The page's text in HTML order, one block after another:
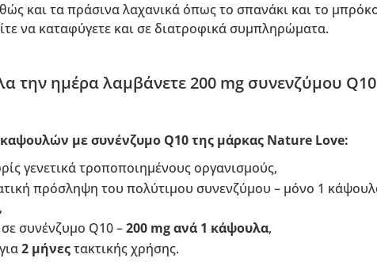
και τα πράσινα λαχανικά όπως το σπανάκι και το
να καταφύγετε και σε διατροφικά συμπληρώματα.
την ημέρα λαμβάνετε 200 mg συνενζύμου
με συνένζυμο Q10 της μάρκας Nature Love:
γενετικά τροποποιημένους οργανισμούς,
πρόσληψη του πολύτιμου συνενζύμου – μόνο 1
συνένζυμο Q10 –200 mg ανά 1 κάψουλα,
2 μήνεςτακτικής χρήσης.